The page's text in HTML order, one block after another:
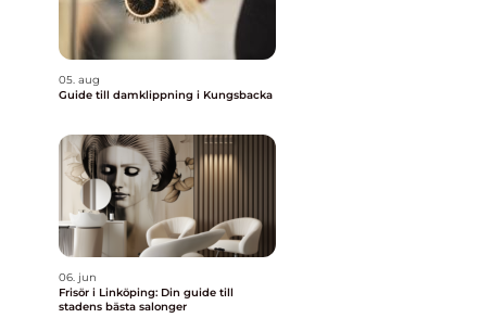
05. aug
Guide till damklippning i Kungsbacka
06. jun
Frisör i Linköping: Din guide till
stadens bästa salonger